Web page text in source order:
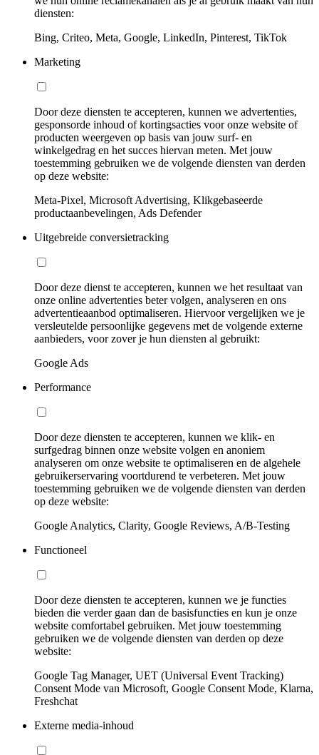
diensten:
Bing, Criteo, Meta, Google, LinkedIn, Pinterest, TikTok
Marketing
Door deze diensten te accepteren, kunnen we advertenties,
gesponsorde inhoud of kortingsacties voor onze website of
producten weergeven op basis van jouw surf- en
winkelgedrag en het succes hiervan meten. Met jouw
toestemming gebruiken we de volgende diensten van derden
op deze website:
Meta-Pixel, Microsoft Advertising, Klikgebaseerde
productaanbevelingen, Ads Defender
Uitgebreide conversietracking
Door deze dienst te accepteren, kunnen we het resultaat van
onze online advertenties beter volgen, analyseren en ons
advertentieaanbod optimaliseren. Hiervoor vergelijken we je
versleutelde persoonlijke gegevens met de volgende externe
aanbieders, voor zover je hun diensten al gebruikt:
Google Ads
Performance
Door deze diensten te accepteren, kunnen we klik- en
surfgedrag binnen onze website volgen en anoniem
analyseren om onze website te optimaliseren en de algehele
gebruikerservaring voortdurend te verbeteren. Met jouw
toestemming gebruiken we de volgende diensten van derden
op deze website:
Google Analytics, Clarity, Google Reviews, A/B-Testing
Functioneel
Door deze diensten te accepteren, kunnen we je functies
bieden die verder gaan dan de basisfuncties en kun je onze
website comfortabel gebruiken. Met jouw toestemming
gebruiken we de volgende diensten van derden op deze
website:
Google Tag Manager, UET (Universal Event Tracking)
Consent Mode van Microsoft, Google Consent Mode, Klarna,
Freshchat
Externe media-inhoud